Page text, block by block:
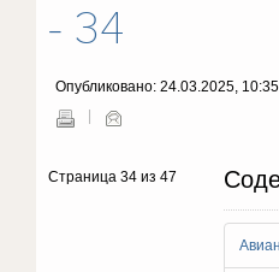
- 34
Опубликовано: 24.03.2025, 10:35
Страница 34 из 47